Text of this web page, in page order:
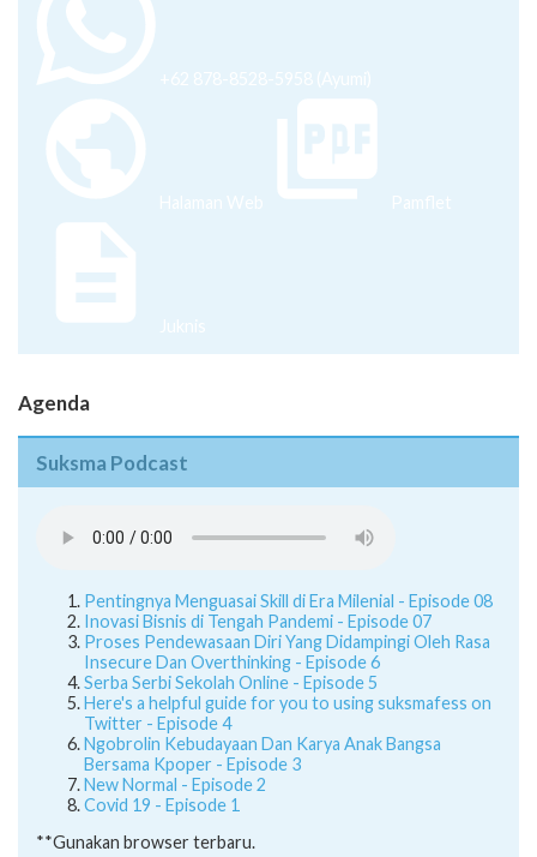
+62 878-8528-5958 (Ayumi)
Halaman Web Pamflet
Juknis
Agenda
Suksma Podcast
Pentingnya Menguasai Skill di Era Milenial - Episode 08
Inovasi Bisnis di Tengah Pandemi - Episode 07
Proses Pendewasaan Diri Yang Didampingi Oleh Rasa
Insecure Dan Overthinking - Episode 6
Serba Serbi Sekolah Online - Episode 5
Here's a helpful guide for you to using suksmafess on
Twitter - Episode 4
Ngobrolin Kebudayaan Dan Karya Anak Bangsa
Bersama Kpoper - Episode 3
New Normal - Episode 2
Covid 19 - Episode 1
**Gunakan browser terbaru.